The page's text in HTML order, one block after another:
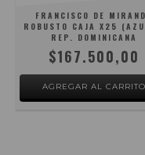
FRANCISCO DE
ROBUSTO CAJA X25
REP. DOMINICANA
$167.500,00